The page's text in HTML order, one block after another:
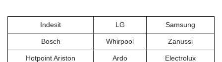
Indesit LG Samsung
Bosch Whirpool Zanussi
Hotpoint Ariston Ardo Electrolux